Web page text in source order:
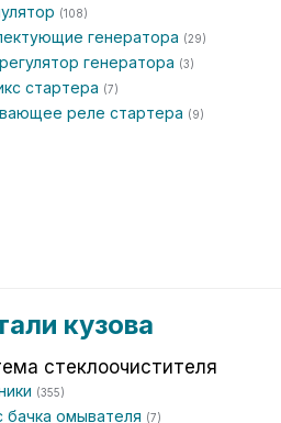
(108)
генератора (29)
генератора (3)
стартера (7)
реле стартера (9)
кузова
стеклоочистителя
(355)
бачка омывателя (7)